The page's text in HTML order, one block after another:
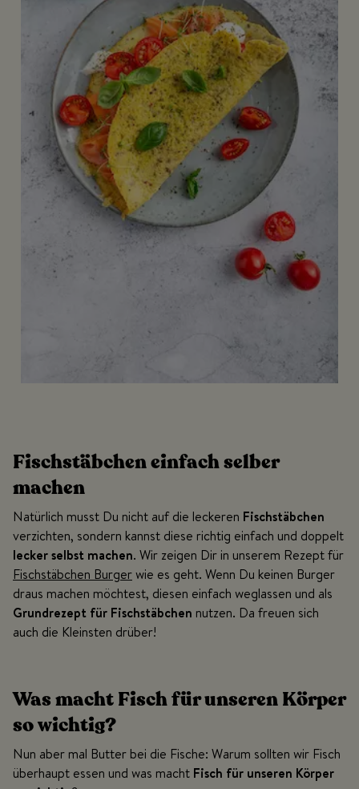
Fischstäbchen einfach selber
machen
Natürlich musst Du nicht auf die leckeren Fischstäbchen
verzichten, sondern kannst diese richtig einfach und doppelt
lecker selbst machen. Wir zeigen Dir in unserem Rezept für
Fischstäbchen Burgerwie es geht. Wenn Du keinen Burger
draus machen möchtest, diesen einfach weglassen und als
Grundrezept für Fischstäbchen nutzen. Da freuen sich
auch die Kleinsten drüber!
Was macht Fisch für unseren Körper
so wichtig?
Nun aber mal Butter bei die Fische: Warum sollten wir Fisch
überhaupt essen und was macht Fisch für unseren Körper